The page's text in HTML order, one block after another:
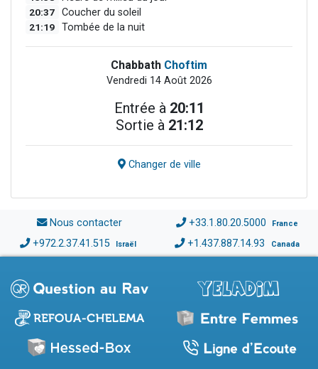
20:37 Coucher du soleil
21:19 Tombée de la nuit
Chabbath Choftim
Vendredi 14 Août 2026
Entrée à 20:11
Sortie à 21:12
Changer de ville
Nous contacter +33.1.80.20.5000 France
+972.2.37.41.515 Israël +1.437.887.14.93 Canada